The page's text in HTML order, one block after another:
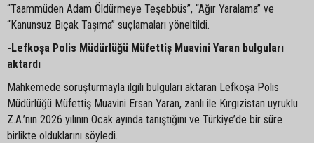
“Taammüden Adam Öldürmeye Teşebbüs”, “Ağır Yaralama” ve
“Kanunsuz Bıçak Taşıma” suçlamaları yöneltildi.
-Lefkoşa Polis Müdürlüğü Müfettiş Muavini Yaran bulguları
aktardı
Mahkemede soruşturmayla ilgili bulguları aktaran Lefkoşa Polis
Müdürlüğü Müfettiş Muavini Ersan Yaran, zanlı ile Kırgızistan uyruklu
Z.A.’nın 2026 yılının Ocak ayında tanıştığını ve Türkiye’de bir süre
birlikte olduklarını söyledi.